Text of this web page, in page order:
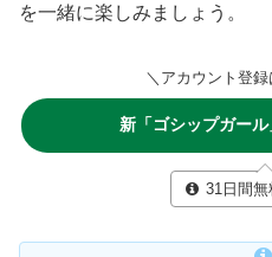
を一緒に楽しみましょう。
＼アカウント登
新「ゴシップガー
31日間無